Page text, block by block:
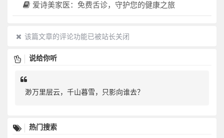
爱诗美家医：免费舌诊，守护您的健康之旅
该篇文章的评论功能已被站长关闭
说给你听
渺万里层云，千山暮雪，只影向谁去？
热门搜索